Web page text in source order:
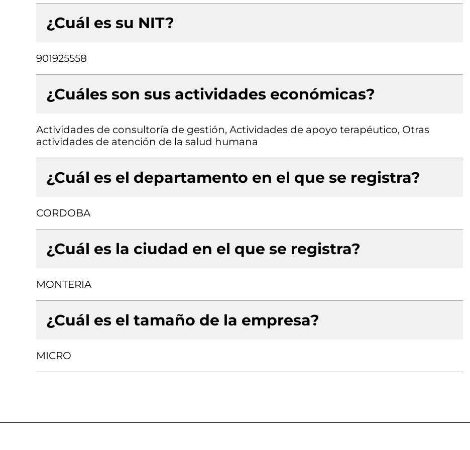
¿Cuál es su NIT?
901925558
¿Cuáles son sus actividades económicas?
Actividades de consultoría de gestión, Actividades de apoyo terapéutico, Otras
actividades de atención de la salud humana
¿Cuál es el departamento en el que se registra?
CORDOBA
¿Cuál es la ciudad en el que se registra?
MONTERIA
¿Cuál es el tamaño de la empresa?
MICRO